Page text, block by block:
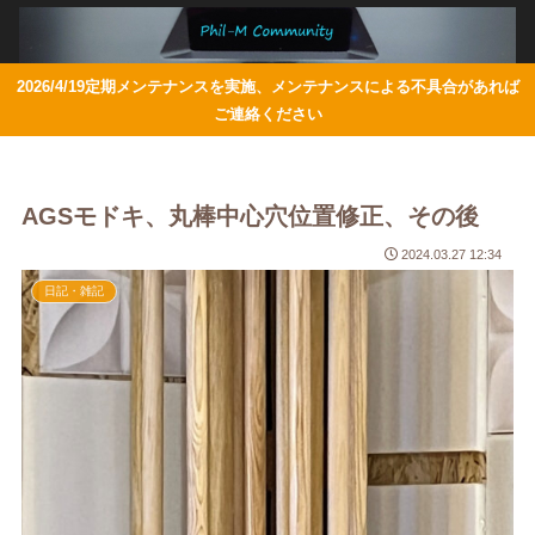
2026/4/19定期メンテナンスを実施、メンテナンスによる不具合があれば
ご連絡ください
AGSモドキ、丸棒中心穴位置修正、その後
2024.03.27 12:34
日記・雑記